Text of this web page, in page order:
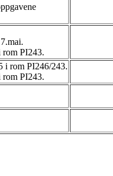
rom PI243.
i rom PI246/243.
rom PI243.